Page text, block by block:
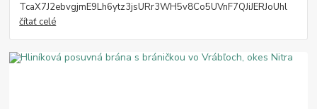
TcaX7J2ebvgjmE9Lh6ytz3jsURr3WH5v8Co5UVnF7QJiJERJoUhl
čítať celé